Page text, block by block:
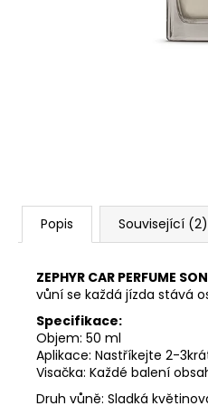
Popis Související (2)
ZEPHYR CAR PERFUME
vůní se každá jízda stává
Specifikace:
Objem: 50 ml
Aplikace: Nastříkejte 2-
Visačka: Každé balení
Druh vůně: Sladká